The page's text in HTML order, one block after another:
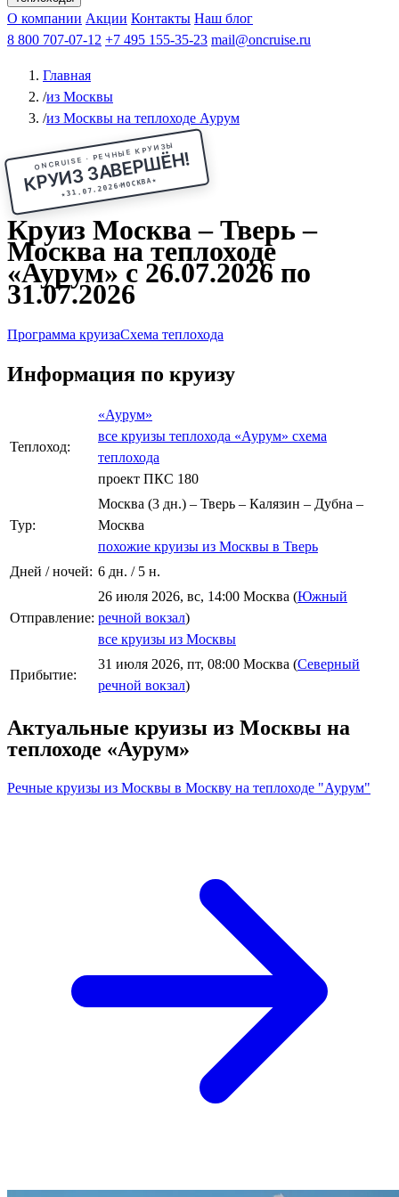
Чебоксарыиз Волгоградаиз Саратова Все города
КазаньВ Нижний НовгородВ ПермьВ Ростов-на-Дону
РыбинскНа СоловкиНа ВалаамПо ОкеПо Енисею
Афанасий Никитин Октябрьская революция
ФединАлександр СвешниковИван
МироновА.С.Попов
О компании Акции Контакты Наш блог
8 800 707-07-12 +7 495 155-35-23 mail@oncruise.ru
Главная
/из Москвы
/из Москвы на теплоходе Аурум
ONCRUISE · РЕЧНЫЕ КРУИЗЫ
КРУИЗ ЗАВЕРШЁН!
★31.07.2026МОСКВА★
Круиз Москва – Тверь –
Москва на теплоходе
«Аурум» с 26.07.2026 по
31.07.2026
Программа круизаСхема теплохода
Информация по круизу
Теплоход:
«Аурум»
все круизы теплохода «Аурум» схема
теплохода
проект ПКС 180
Тур:
Москва (3 дн.) – Тверь – Калязин – Дубна –
Москва
похожие круизы из Москвы в Тверь
Дней / ночей: 6 дн. / 5 н.
Отправление:
26 июля 2026, вс, 14:00 Москва (Южный
речной вокзал)
все круизы из Москвы
Прибытие:
31 июля 2026, пт, 08:00 Москва (Северный
речной вокзал)
Актуальные круизы из Москвы на
теплоходе «Аурум»
Речные круизы из Москвы в Москву на теплоходе "Аурум"